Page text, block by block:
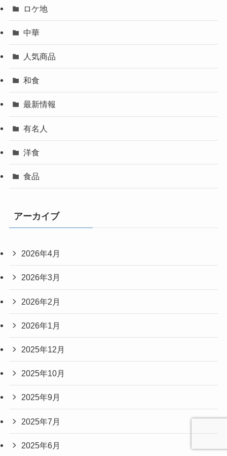
ロケ地
中華
人気商品
和食
最新情報
有名人
洋食
食品
アーカイブ
2026年4月
2026年3月
2026年2月
2026年1月
2025年12月
2025年10月
2025年9月
2025年7月
2025年6月